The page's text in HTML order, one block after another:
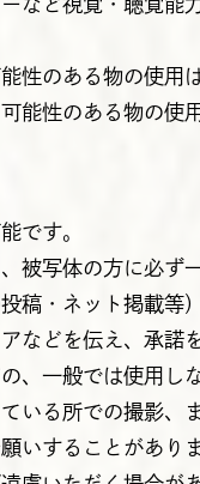
性のある物の使用
能性のある物の使
です。
被写体の方に必ず
稿・ネット掲載
などを伝え、承諾
、一般では使用し
いる所での撮影、
いすることがあり